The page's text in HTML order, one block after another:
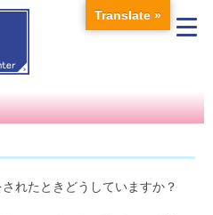
れたときどうしていますか？
Translate »